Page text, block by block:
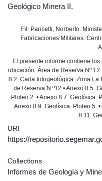
Geológico Minera II.
Fil: Pancetti, Norberto.
Fabricaciones Militares.
El presente informe contiene
ubicación. Área de Reserva Nº
8.2. Carta fotogeológica. Zona La
de Reserva N º12 • Anexo 8.5.
Ploteo 2. • Anexo 8.7. Geofísica.
Anexo 8.9. Geofísica. Ploteo 5.
8.11.
URI
https://
Collections
Informes de Geología y